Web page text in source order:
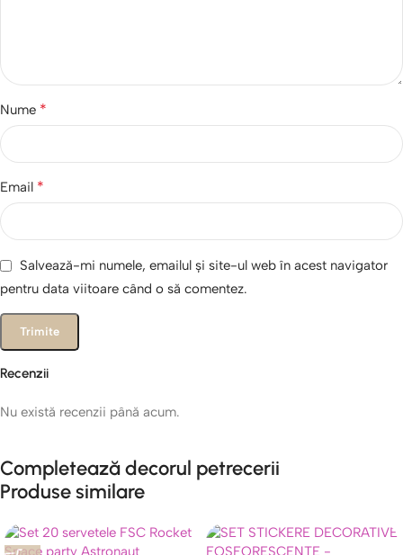
Recenzii
Nu există recenzii până acum.
Nume *
Email *
Salvează-mi numele, emailul și site-ul web în acest navigator
pentru data viitoare când o să comentez.
Completează decorul petrecerii
Produse similare